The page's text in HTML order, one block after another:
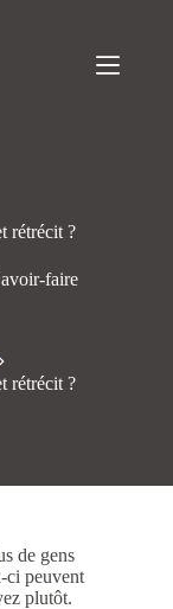
rétrécit ?
faire
rétrécit ?
de gens
ci peuvent
plutôt.